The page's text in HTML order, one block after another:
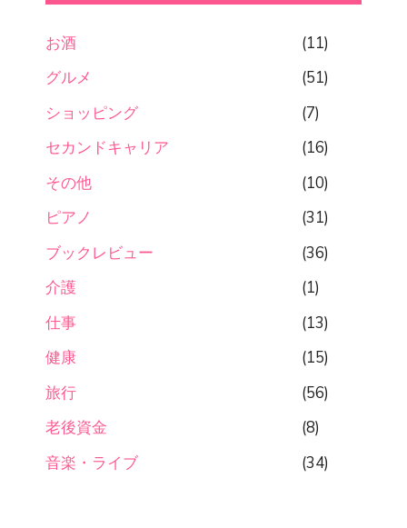
お酒
(11)
グルメ
(51)
ショッピング
(7)
セカンドキャリア
(16)
その他
(10)
ピアノ
(31)
ブックレビュー
(36)
介護
(1)
仕事
(13)
健康
(15)
旅行
(56)
老後資金
(8)
音楽・ライブ
(34)